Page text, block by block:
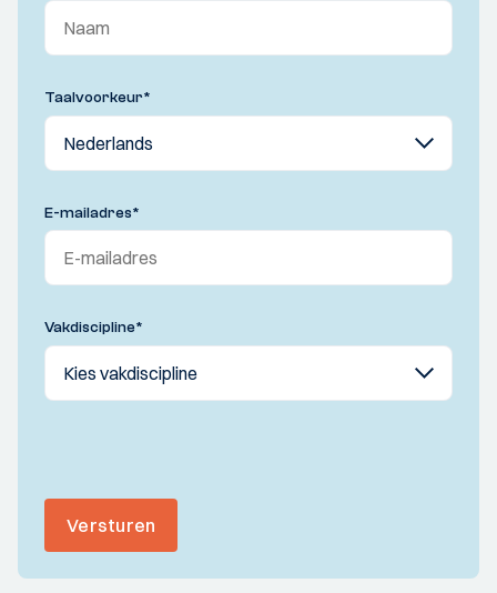
Taalvoorkeur*
E-mailadres*
Vakdiscipline*
Versturen